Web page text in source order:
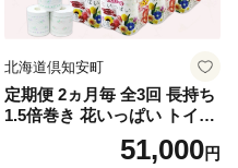
北海道倶知安町
定期便 2ヵ月毎 全3回 長持ち
1.5倍巻き 花いっぱい トイレ
ットペーパー ダブル 45ｍ 計
72ロール 全18種 花柄 プリン
51,000円